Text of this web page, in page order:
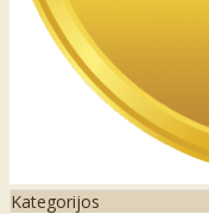
Kategorijos